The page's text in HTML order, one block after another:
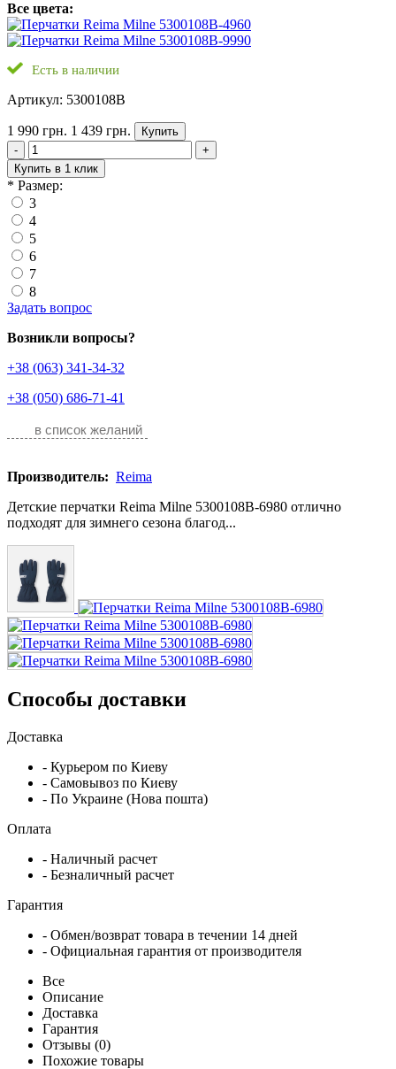
Все цвета:
Есть в наличии
Артикул: 5300108B
1 990 грн. 1 439 грн.
Купить
-
+
Купить в 1 клик
* Размер:
3
4
5
6
7
8
Задать вопрос
Возникли вопросы?
+38 (063) 341-34-32
+38 (050) 686-71-41
в список желаний
Производитель: Reima
Детские перчатки Reima Milne 5300108B-6980 отлично
подходят для зимнего сезона благод...
Способы доставки
Доставка
- Курьером по Киеву
- Самовывоз по Киеву
- По Украине (Нова пошта)
Оплата
- Наличный расчет
- Безналичный расчет
Гарантия
- Обмен/возврат товара в течении 14 дней
- Официальная гарантия от производителя
Все
Описание
Доставка
Гарантия
Отзывы (0)
Похожие товары